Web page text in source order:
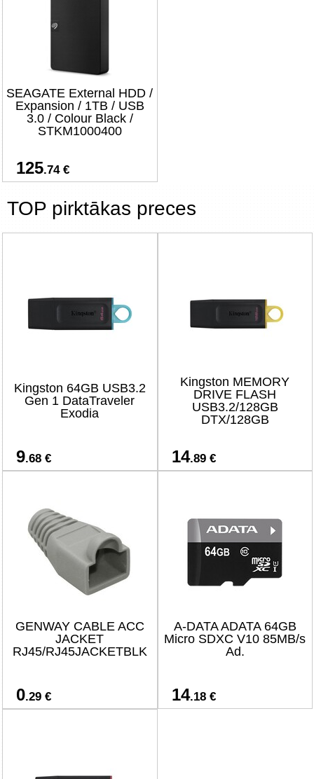
SEAGATE External HDD /
Expansion / 1TB / USB
3.0 / Colour Black /
STKM1000400
125.74 €
TOP pirktākas preces
Kingston 64GB USB3.2
Gen 1 DataTraveler
Exodia
9.68 €
Kingston MEMORY
DRIVE FLASH
USB3.2/128GB
DTX/128GB
14.89 €
GENWAY CABLE ACC
JACKET
RJ45/RJ45JACKETBLK
0.29 €
A-DATA ADATA 64GB
Micro SDXC V10 85MB/s
Ad.
14.18 €